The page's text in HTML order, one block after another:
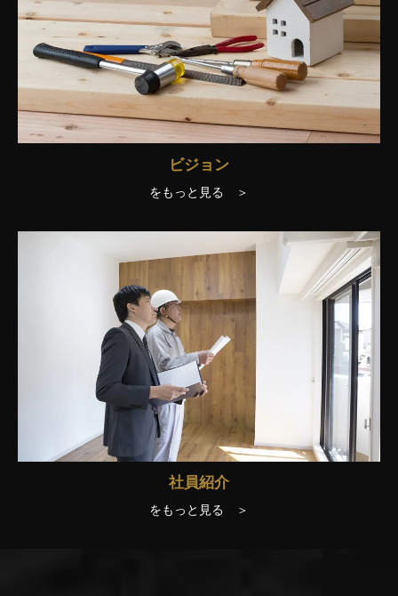
ビジョン
をもっと見る ＞
社員紹介
をもっと見る ＞